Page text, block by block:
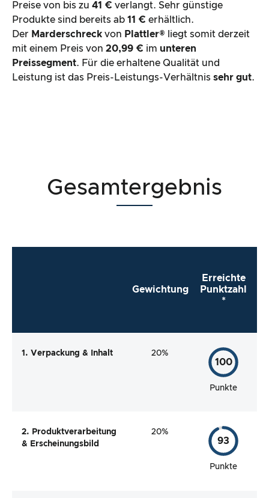
Preise von bis zu 41 € verlangt. Sehr günstige
Produkte sind bereits ab 11 € erhältlich.
Der Marderschreck von Plattler® liegt somit derzeit
mit einem Preis von 20,99 € im unteren
Preissegment. Für die erhaltene Qualität und
Leistung ist das Preis-Leistungs-Verhältnis sehr gut.
Gesamtergebnis
Gewichtung
Erreichte
Punktzahl
*
1. Verpackung & Inhalt 20%
100
Punkte
2. Produktverarbeitung
& Erscheinungsbild
20%
93
Punkte